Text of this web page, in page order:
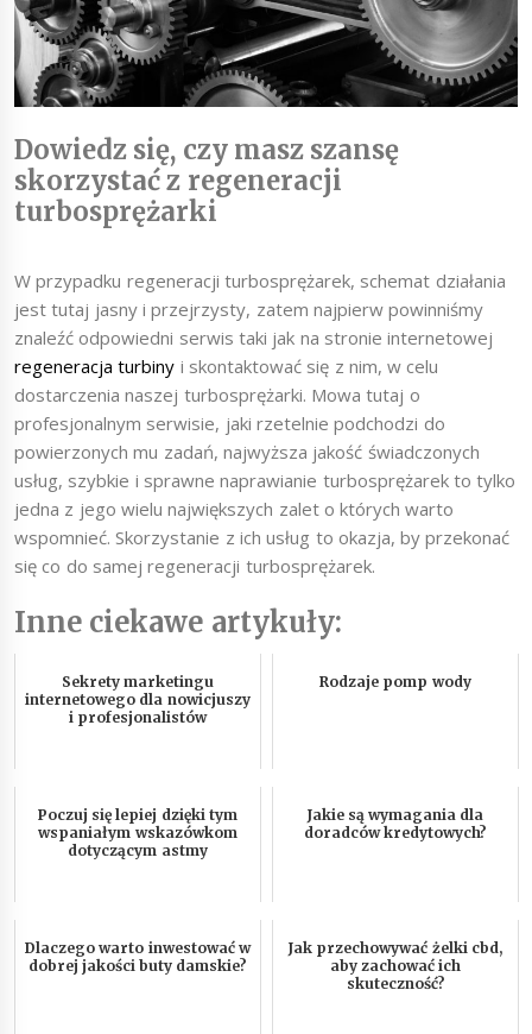
Dowiedz się, czy masz szansę
skorzystać z regeneracji
turbosprężarki
W przypadku regeneracji turbosprężarek, schemat działania
jest tutaj jasny i przejrzysty, zatem najpierw powinniśmy
znaleźć odpowiedni serwis taki jak na stronie internetowej
regeneracja turbiny i skontaktować się z nim, w celu
dostarczenia naszej turbosprężarki. Mowa tutaj o
profesjonalnym serwisie, jaki rzetelnie podchodzi do
powierzonych mu zadań, najwyższa jakość świadczonych
usług, szybkie i sprawne naprawianie turbosprężarek to tylko
jedna z jego wielu największych zalet o których warto
wspomnieć. Skorzystanie z ich usług to okazja, by przekonać
się co do samej regeneracji turbosprężarek.
Inne ciekawe artykuły:
Sekrety marketingu
internetowego dla nowicjuszy
i profesjonalistów
Rodzaje pomp wody
Poczuj się lepiej dzięki tym
wspaniałym wskazówkom
dotyczącym astmy
Jakie są wymagania dla
doradców kredytowych?
Dlaczego warto inwestować w
dobrej jakości buty damskie?
Jak przechowywać żelki cbd,
aby zachować ich
skuteczność?